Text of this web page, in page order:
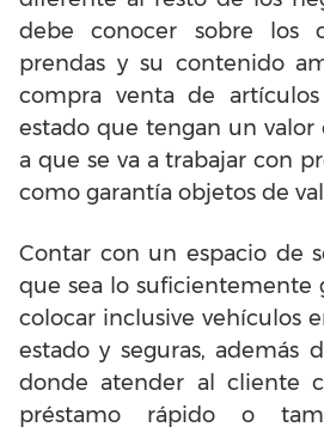
debe conocer sobre los
prendas y su contenido
compra venta de
estado que tengan un valor
a que se va a trabajar con
como garantía objetos de
Contar con un espacio de
que sea lo suficientemente
colocar inclusive vehículos
estado y seguras, además
donde atender al cliente
préstamo rápido o